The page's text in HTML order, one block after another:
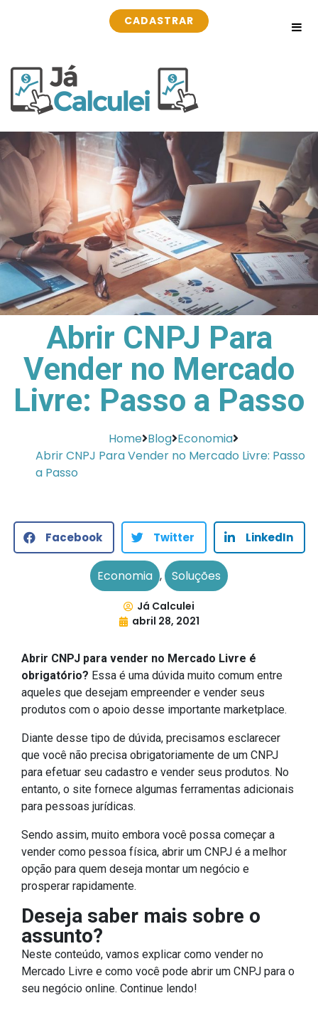
CADASTRAR
Abrir CNPJ Para
Vender no Mercado
Livre: Passo a Passo
Home Blog Economia
Abrir CNPJ Para Vender no Mercado Livre: Passo
a Passo
Facebook Twitter LinkedIn
Economia , Soluções
Já Calculei
abril 28, 2021
Abrir CNPJ para vender no Mercado Livre é
obrigatório? Essa é uma dúvida muito comum entre
aqueles que desejam empreender e vender seus
produtos com o apoio desse importante marketplace.
Diante desse tipo de dúvida, precisamos esclarecer
que você não precisa obrigatoriamente de um CNPJ
para efetuar seu cadastro e vender seus produtos. No
entanto, o site fornece algumas ferramentas adicionais
para pessoas jurídicas.
Sendo assim, muito embora você possa começar a
vender como pessoa física, abrir um CNPJ é a melhor
opção para quem deseja montar um negócio e
prosperar rapidamente.
Deseja saber mais sobre o
assunto?
Neste conteúdo, vamos explicar como vender no
Mercado Livre e como você pode abrir um CNPJ para o
seu negócio online. Continue lendo!